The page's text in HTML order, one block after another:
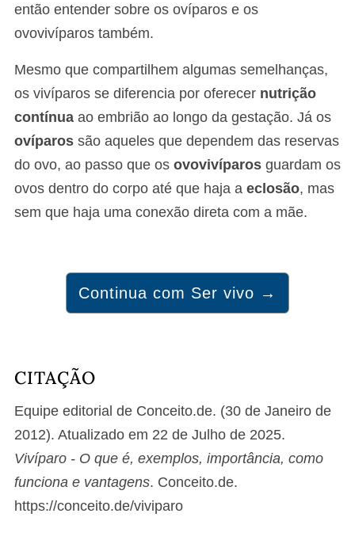
então entender sobre os ovíparos e os
ovovivíparos também.
Mesmo que compartilhem algumas semelhanças,
os vivíparos se diferencia por oferecer nutrição
contínua ao embrião ao longo da gestação. Já os
ovíparos são aqueles que dependem das reservas
do ovo, ao passo que os ovovivíparos guardam os
ovos dentro do corpo até que haja a eclosão, mas
sem que haja uma conexão direta com a mãe.
Continua com Ser vivo →
CITAÇÃO
Equipe editorial de Conceito.de. (30 de Janeiro de
2012). Atualizado em 22 de Julho de 2025.
Vivíparo - O que é, exemplos, importância, como
funciona e vantagens. Conceito.de.
https://conceito.de/viviparo